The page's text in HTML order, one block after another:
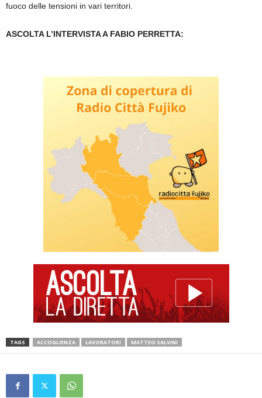
fuoco delle tensioni in vari territori.
ASCOLTA L’INTERVISTA A FABIO PERRETTA:
TAGS ACCOGLIENZA LAVORATORI MATTEO SALVINI